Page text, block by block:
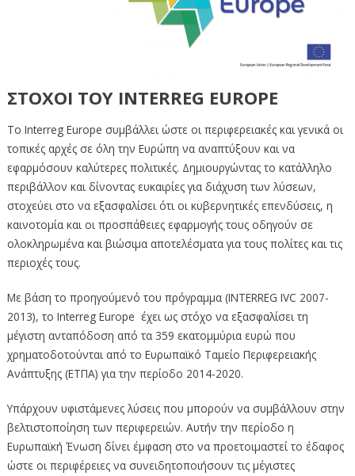
ΣΤΟΧΟΙ ΤΟΥ INTERREG EUROPE
Το Interreg Europe συμβάλλει ώστε οι περιφερειακές και γενικά οι
τοπικές αρχές σε όλη την Ευρώπη να αναπτύξουν και να
εφαρμόσουν καλύτερες πολιτικές. Δημιουργώντας το κατάλληλο
περιβάλλον και δίνοντας ευκαιρίες για διάχυση των λύσεων,
στοχεύει στο να εξασφαλίσει ότι οι κυβερνητικές επενδύσεις, η
καινοτομία και οι προσπάθειες εφαρμογής τους οδηγούν σε
ολοκληρωμένα και βιώσιμα αποτελέσματα για τους πολίτες και τις
περιοχές τους.
Με βάση το προηγούμενό του πρόγραμμα (INTERREG IVC 2007-
2013), το Interreg Europe έχει ως στόχο να εξασφαλίσει τη
μέγιστη ανταπόδοση από τα 359 εκατομμύρια ευρώ που
χρηματοδοτούνται από το Ευρωπαϊκό Ταμείο Περιφερειακής
Ανάπτυξης (ΕΤΠΑ) για την περίοδο 2014-2020.
Υπάρχουν υφιστάμενες λύσεις που μπορούν να συμβάλλουν στην
βελτιστοποίηση των περιφερειών. Αυτήν την περίοδο η
Ευρωπαϊκή Ένωση δίνει έμφαση στο να προετοιμαστεί το έδαφος
ώστε οι περιφέρειες να συνειδητοποιήσουν τις μέγιστες